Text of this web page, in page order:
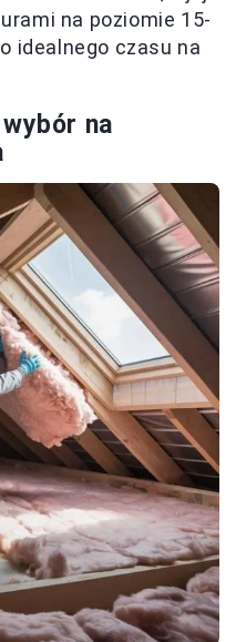
na poziomie 15-
idealnego czasu na
na